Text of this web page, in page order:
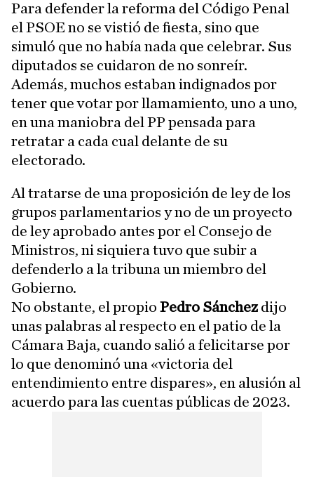
Para defender la reforma del Código Penal
el PSOE no se vistió de fiesta, sino que
simuló que no había nada que celebrar. Sus
diputados se cuidaron de no sonreír.
Además, muchos estaban indignados por
tener que votar por llamamiento, uno a uno,
en una maniobra del PP pensada para
retratar a cada cual delante de su
electorado.
Al tratarse de una proposición de ley de los
grupos parlamentarios y no de un proyecto
de ley aprobado antes por el Consejo de
Ministros, ni siquiera tuvo que subir a
defenderlo a la tribuna un miembro del
Gobierno.
No obstante, el propio Pedro Sánchezdijo
unas palabras al respecto en el patio de la
Cámara Baja, cuando salió a felicitarse por
lo que denominó una «victoria del
entendimiento entre dispares», en alusión al
acuerdo para las cuentas públicas de 2023.